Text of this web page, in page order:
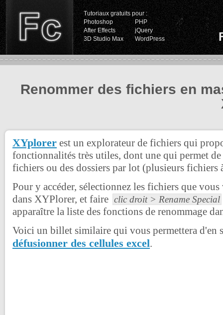
Tutoriaux gratuits pour :
Photoshop
PHP
After Effects
jQuery
3D Studio Max
WordPress
Renommer des fichiers en
XYplorer est un explorateur de fichiers qui
fonctionnalités très utiles, dont une qui permet de
fichiers ou des dossiers par lot (plusieurs fichiers
Pour y accéder, sélectionnez les fichiers que
dans XYPlorer, et faire clic droit > Rename Special
apparaître la liste des fonctions de renommage
Voici un billet similaire qui vous permettera d'en
défusionner des cellules excel.